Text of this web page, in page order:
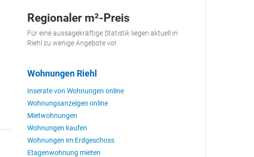
Regionaler m²-Preis
Für eine aussagekräftige Statistik liegen aktuell in
Riehl zu wenige Angebote vor.
Wohnungen Riehl
Inserate von Wohnungen online
Wohnungsanzeigen online
Mietwohnungen
Wohnungen kaufen
Wohnungen im Erdgeschoss
Etagenwohnung mieten